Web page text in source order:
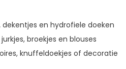
dekentjes en hydrofiele doeken
broekjes en blouses
knuffeldoekjes of decoratie